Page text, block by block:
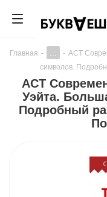
Главная - - АСТ
символов.
АСТ
Уэйта.
Подробный